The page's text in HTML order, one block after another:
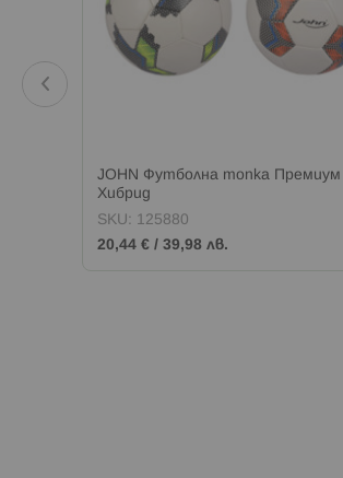
JOHN Футболна топка Премиум
Хибрид
SKU: 125880
20,44 € / 39,98 лв.